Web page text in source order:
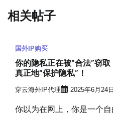
相关帖子
国外IP购买
你的隐私正在被“合法”窃
真正地“保护隐私”！
穿云海外IP代理 2025年6月24日
你以为在网上，你是一个自